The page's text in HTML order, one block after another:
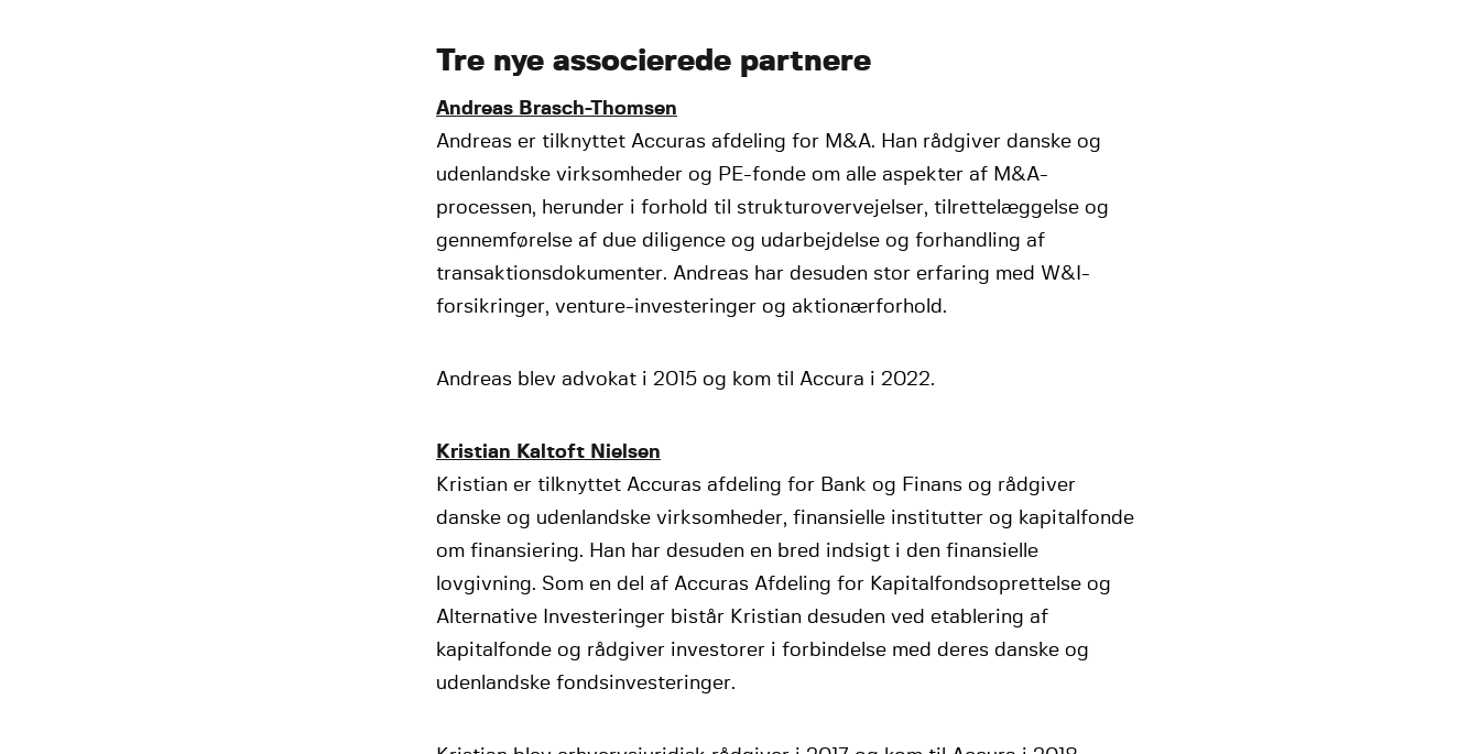
Tre nye associerede partnere
Andreas Brasch-Thomsen
Andreas er tilknyttet Accuras afdeling for M&A. Han rådgiver danske og
udenlandske virksomheder og PE-fonde om alle aspekter af M&A-
processen, herunder i forhold til strukturovervejelser, tilrettelæggelse og
gennemførelse af due diligence og udarbejdelse og forhandling af
transaktionsdokumenter. Andreas har desuden stor erfaring med W&I-
forsikringer, venture-investeringer og aktionærforhold.
Andreas blev advokat i 2015 og kom til Accura i 2022.
Kristian Kaltoft Nielsen
Kristian er tilknyttet Accuras afdeling for Bank og Finans og rådgiver
danske og udenlandske virksomheder, finansielle institutter og kapitalfonde
om finansiering. Han har desuden en bred indsigt i den finansielle
lovgivning. Som en del af Accuras Afdeling for Kapitalfondsoprettelse og
Alternative Investeringer bistår Kristian desuden ved etablering af
kapitalfonde og rådgiver investorer i forbindelse med deres danske og
udenlandske fondsinvesteringer.